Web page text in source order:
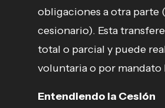
obligaciones a otra parte
cesionario). Esta
total o parcial y puede
voluntaria o por mandato
Entendiendo la Cesión